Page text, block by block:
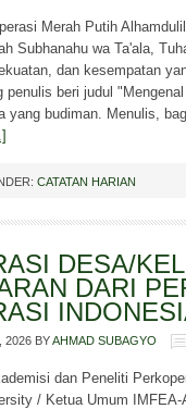
Merah Putih
Subhanahu wa Ta'ala,
dan kesempatan
beri judul
yang budiman. Menulis,
CATATAN HARIAN
DESA/
DARI
2026 BYAHMAD SUBAGYO
dan Peneliti
/ Ketua Umum